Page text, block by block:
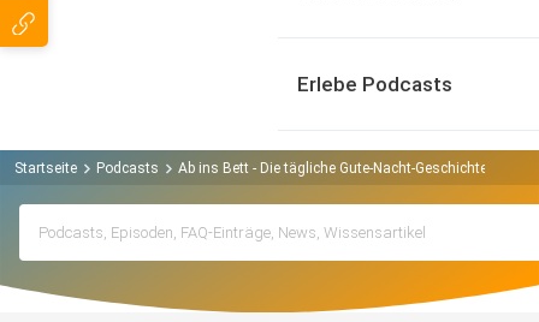
Erlebe Podcasts
Startseite Podcasts Ab ins Bett - Die tägliche Gute-Nacht-Geschichte